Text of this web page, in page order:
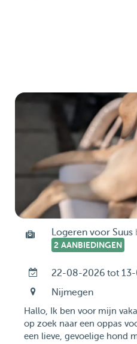
Logeren voor Suus
2 AANBIEDINGEN
22-08-2026 tot
Nijmegen
Hallo, Ik ben voor mijn
op zoek naar een oppas
een lieve, gevoelige hond